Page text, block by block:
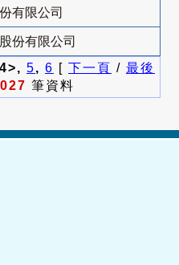
有限公司
份有限公司
5, 6 [ 下一頁 / 最後
筆資料